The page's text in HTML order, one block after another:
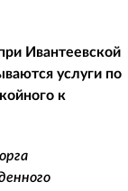
Ивантеевской
услуги по
к